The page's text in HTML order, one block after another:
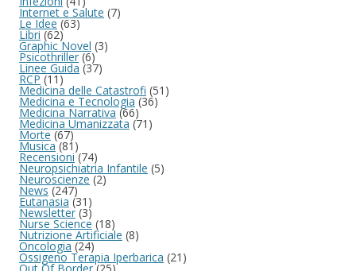
Internet e Salute (7)
Le Idee(63)
Libri(62)
Graphic Novel (3)
Psicothriller(6)
Linee Guida (37)
RCP(11)
Medicina delle Catastrofi (51)
Medicina e Tecnologia(36)
Medicina Narrativa(66)
Medicina Umanizzata (71)
Morte(67)
Musica(81)
Recensioni(74)
Neuropsichiatria Infantile (5)
Neuroscienze(2)
News(247)
Eutanasia (31)
Newsletter (3)
Nurse Science (18)
Nutrizione Artificiale (8)
Oncologia(24)
Ossigeno Terapia Iperbarica (21)